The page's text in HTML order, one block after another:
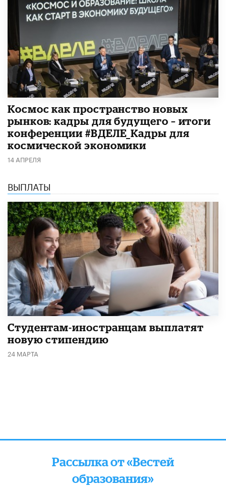
Космос как пространство новых
рынков: кадры для будущего – итоги
конференции #ВДЕЛЕ_Кадры для
космической экономики
14 АПРЕЛЯ
ВЫПЛАТЫ
Студентам-иностранцам выплатят
новую стипендию
24 МАРТА
Рассылка от «Вестей
образования»